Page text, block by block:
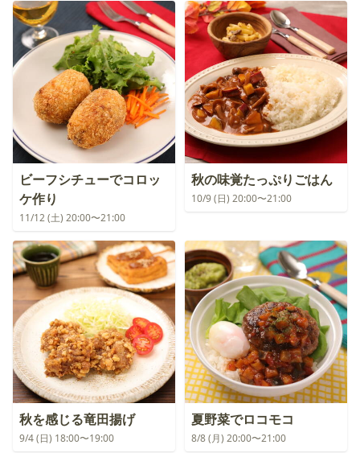
ビーフシチューでコロッ
ケ作り
11/12 (土) 20:00〜21:00
秋の味覚たっぷりごはん
10/9 (日) 20:00〜21:00
秋を感じる竜田揚げ
9/4 (日) 18:00〜19:00
夏野菜でロコモコ
8/8 (月) 20:00〜21:00